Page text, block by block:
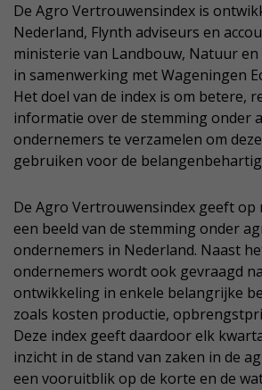
De Agro Vertrouwensindex is
Nederland, Flynth adviseurs en
ministerie van Landbouw, Natuur
in samenwerking met Wageningen
Het doel van de index is om betere,
informatie over de stemming onder
ondernemers te verzamelen om
gebruiken voor de
De Agro Vertrouwensindex geeft op
een beeld van de stemming onder
ondernemers in Nederland. Naast
ondernemers wordt ook gevraagd
ontwikkeling in enkele belangrijke
zoals kosten productie,
Deze index geeft daardoor elk
inzicht in de stand van zaken in de
een vooruitblik op de korte en de